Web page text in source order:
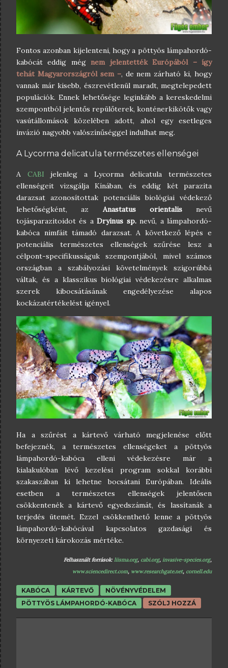
Fontos azonban kijelenteni, hogy a pöttyös lámpahordó-
kabócát eddig még nem jelentették Európából – így
tehát Magyarországról sem –, de nem zárható ki, hogy
vannak már kisebb, észrevétlenül maradt, megtelepedett
populációk. Ennek lehetősége leginkább a kereskedelmi
szempontból jelentős repülőterek, konténerkikötők vagy
vasútállomások közelében adott, ahol egy esetleges
invázió nagyobb valószínűséggel indulhat meg.
A Lycorma delicatula természetes ellenségei
A CABI jelenleg a Lycorma delicatula természetes
ellenségeit vizsgálja Kínában, és eddig két parazita
darazsat azonosítottak potenciális biológiai védekező
lehetőségként, az Anastatus orientalisnevű
tojásparazitoidot és aDryinus sp.nevű, a lámpahordó-
kabóca nimfáit támadó darazsat. A következő lépés e
potenciális természetes ellenségek szűrése lesz a
célpont-specifikusságuk szempontjából, mivel számos
országban a szabályozási követelmények szigorúbbá
váltak, és a klasszikus biológiai védekezésre alkalmas
szerek kibocsátásának engedélyezése alapos
kockázatértékelést igényel.
Ha a szűrést a kártevő várható megjelenése előtt
befejeznék, a természetes ellenségeket a pöttyös
lámpahordó-kabóca elleni védekezésre már a
kialakulóban lévő kezelési program sokkal korábbi
szakaszában ki lehetne bocsátani Európában. Ideális
esetben a természetes ellenségek jelentősen
csökkentenék a kártevő egyedszámát, és lassítanák a
terjedés ütemét. Ezzel csökkenthető lenne a pöttyös
lámpahordó-kabócával kapcsolatos gazdasági és
környezeti károkozás mértéke.
Felhasznált források:liisma.org, cabi.org, invasive-species.org,
www.sciencedirect.com, www.researchgate.net, cornell.edu
KABÓCA KÁRTEVŐ
NÖVÉNYVÉDELEM
PÖTTYÖS LÁMPAHORDÓ-KABÓCA
SZÓLJ HOZZÁ